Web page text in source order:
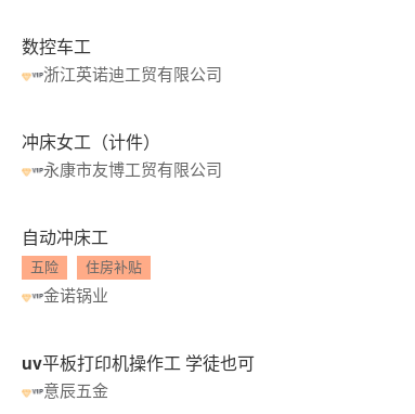
数控车工
浙江英诺迪工贸有限公司
冲床女工（计件）
永康市友博工贸有限公司
自动冲床工
五险 住房补贴
金诺锅业
uv平板打印机操作工 学徒也可
意辰五金